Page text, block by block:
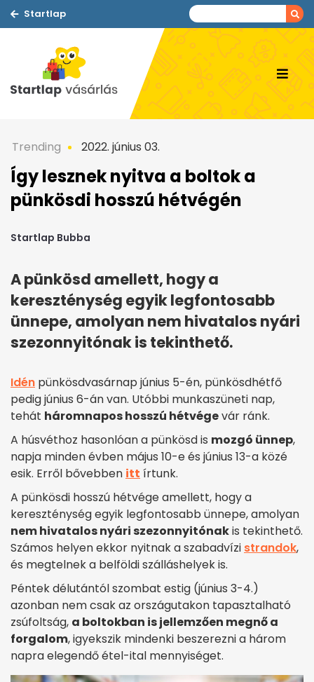
Startlap
Trending 2022. június 03.
Így lesznek nyitva a boltok a
pünkösdi hosszú hétvégén
Startlap Bubba
A pünkösd amellett, hogy a
kereszténység egyik legfontosabb
ünnepe, amolyan nem hivatalos nyári
szezonnyitónak is tekinthető.
Idén pünkösdvasárnap június 5-én, pünkösdhétfő
pedig június 6-án van. Utóbbi munkaszüneti nap,
tehát háromnapos hosszú hétvégevár ránk.
A húsvéthoz hasonlóan a pünkösd is mozgó ünnep,
napja minden évben május 10-e és június 13-a közé
esik. Erről bővebben itt írtunk.
A pünkösdi hosszú hétvége amellett, hogy a
kereszténység egyik legfontosabb ünnepe, amolyan
nem hivatalos nyári szezonnyitónakis tekinthető.
Számos helyen ekkor nyitnak a szabadvízi strandok,
és megtelnek a belföldi szálláshelyek is.
Péntek délutántól szombat estig (június 3-4.)
azonban nem csak az országutakon tapasztalható
zsúfoltság, a boltokban is jellemzően megnő a
forgalom, igyekszik mindenki beszerezni a három
napra elegendő étel-ital mennyiséget.